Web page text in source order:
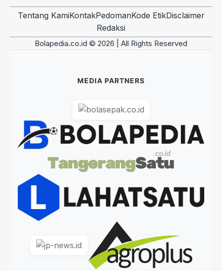
Tentang KamiKontakPedomanKode EtikDisclaimer
Redaksi
Bolapedia.co.id © 2026 | All Rights Reserved
MEDIA PARTNERS